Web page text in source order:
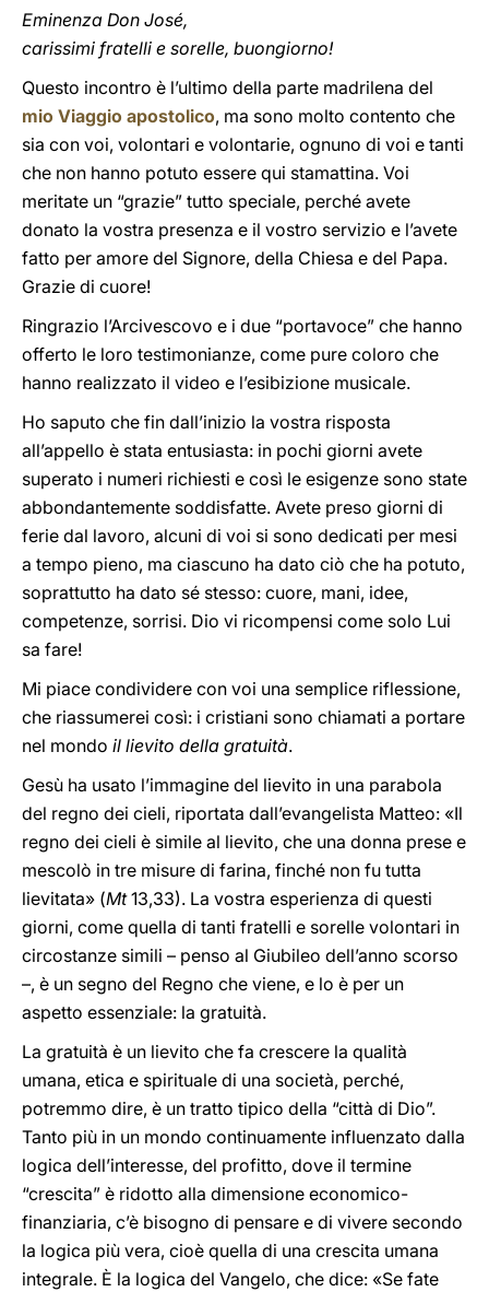
Eminenza Don José,
carissimi fratelli e sorelle, buongiorno!
Questo incontro è l’ultimo della parte madrilena del
mio Viaggio apostolico, ma sono molto contento che
sia con voi, volontari e volontarie, ognuno di voi e tanti
che non hanno potuto essere qui stamattina. Voi
meritate un “grazie” tutto speciale, perché avete
donato la vostra presenza e il vostro servizio e l’avete
fatto per amore del Signore, della Chiesa e del Papa.
Grazie di cuore!
Ringrazio l’Arcivescovo e i due “portavoce” che hanno
offerto le loro testimonianze, come pure coloro che
hanno realizzato il video e l’esibizione musicale.
Ho saputo che fin dall’inizio la vostra risposta
all’appello è stata entusiasta: in pochi giorni avete
superato i numeri richiesti e così le esigenze sono state
abbondantemente soddisfatte. Avete preso giorni di
ferie dal lavoro, alcuni di voi si sono dedicati per mesi
a tempo pieno, ma ciascuno ha dato ciò che ha potuto,
soprattutto ha dato sé stesso: cuore, mani, idee,
competenze, sorrisi. Dio vi ricompensi come solo Lui
sa fare!
Mi piace condividere con voi una semplice riflessione,
che riassumerei così: i cristiani sono chiamati a portare
nel mondo il lievito della gratuità.
Gesù ha usato l’immagine del lievito in una parabola
del regno dei cieli, riportata dall’evangelista Matteo: «Il
regno dei cieli è simile al lievito, che una donna prese e
mescolò in tre misure di farina, finché non fu tutta
lievitata» (Mt13,33). La vostra esperienza di questi
giorni, come quella di tanti fratelli e sorelle volontari in
circostanze simili – penso al Giubileo dell’anno scorso
–, è un segno del Regno che viene, e lo è per un
aspetto essenziale: la gratuità.
La gratuità è un lievito che fa crescere la qualità
umana, etica e spirituale di una società, perché,
potremmo dire, è un tratto tipico della “città di Dio”.
Tanto più in un mondo continuamente influenzato dalla
logica dell’interesse, del profitto, dove il termine
“crescita” è ridotto alla dimensione economico-
finanziaria, c’è bisogno di pensare e di vivere secondo
la logica più vera, cioè quella di una crescita umana
integrale. È la logica del Vangelo, che dice: «Se fate